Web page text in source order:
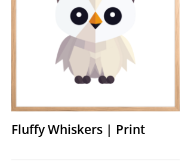
Fluffy Whiskers | Print